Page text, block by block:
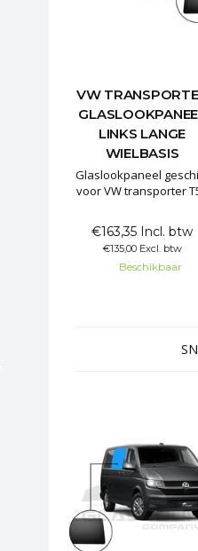
VW
LINKS LANGE
WIELBASIS
Glaslookpaneel
voor VW transporter
wielbasis
Glaslookpanelen
van echt glas voor een
levert. De pane
€163,35 Incl. btw
€135,00 Excl. btw
Beschikbaar